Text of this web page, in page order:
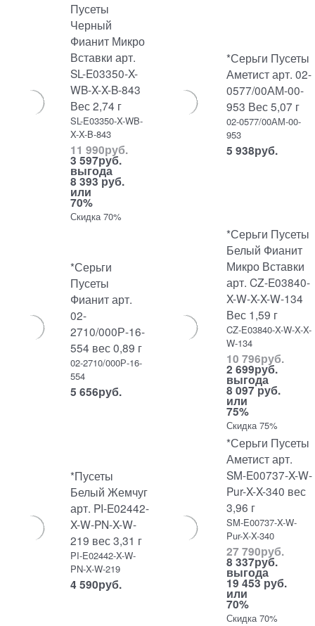
Пусеты
Черный
Фианит Микро
Вставки арт.
SL-E03350-X-
WB-X-X-B-843
Вес 2,74 г
SL-E03350-X-WB-
X-X-B-843
11 990руб.
3 597руб.
выгода
8 393 руб.
или
70%
Скидка 70%
*Серьги Пусеты
Аметист арт. 02-
0577/00АМ-00-
953 Вес 5,07 г
02-0577/00АМ-00-
953
5 938руб.
*Серьги
Пусеты
Фианит арт.
02-
2710/000Р-16-
554 вес 0,89 г
02-2710/000Р-16-
554
5 656руб.
*Серьги Пусеты
Белый Фианит
Микро Вставки
арт. CZ-E03840-
X-W-X-X-W-134
Вес 1,59 г
CZ-E03840-X-W-X-X-
W-134
10 796руб.
2 699руб.
выгода
8 097 руб.
или
75%
Скидка 75%
*Пусеты
Белый Жемчуг
арт. PI-E02442-
X-W-PN-X-W-
219 вес 3,31 г
PI-E02442-X-W-
PN-X-W-219
4 590руб.
*Серьги Пусеты
Аметист арт.
SM-E00737-X-W-
Pur-X-X-340 вес
3,96 г
SM-E00737-X-W-
Pur-X-X-340
27 790руб.
8 337руб.
выгода
19 453 руб.
или
70%
Скидка 70%